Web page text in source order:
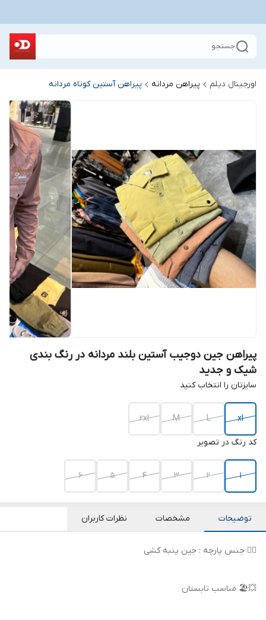
جستجو
اورجینال دیلم پیراهن مردانه پیراهن آستین کوتاه مردانه
پیراهن جین دوجیب آستین بلند مردانه در رنگ بندی
شیک و جدید
سایزتان را انتخاب کنید
xl
L
M
2xl
کد رنگ در تصویر
1
2
3
4
5
6
توضیحات مشخصات نظرات کاربران
👌🏻 جنس پارچه : جین پنبه کشی
💥🏖️ مناسب تابستان